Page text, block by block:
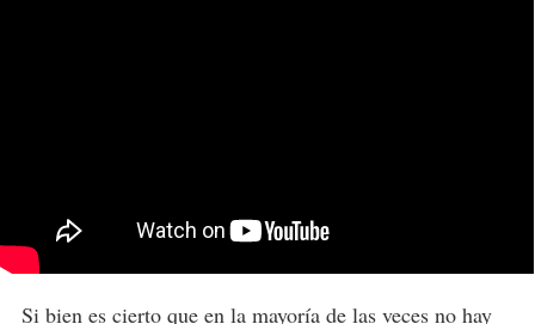
Si bien es cierto que en la mayoría de las veces no hay